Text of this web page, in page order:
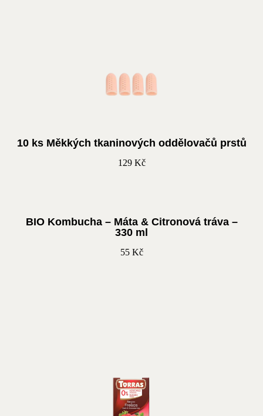
10 ks Měkkých tkaninových oddělovačů prstů
129 Kč
BIO Kombucha – Máta & Citronová tráva –
330 ml
55 Kč